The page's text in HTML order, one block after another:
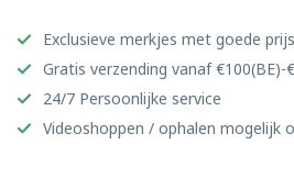
Exclusieve merkjes met goede
Gratis verzending vanaf €100(BE)-
24/7 Persoonlijke service
Videoshoppen / ophalen mogelijk